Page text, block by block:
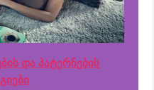
და პატერნების